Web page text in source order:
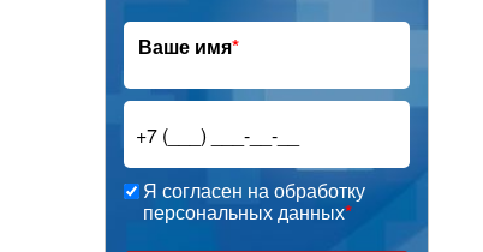
Ваше имя*
Я согласен на обработку
персональных данных*